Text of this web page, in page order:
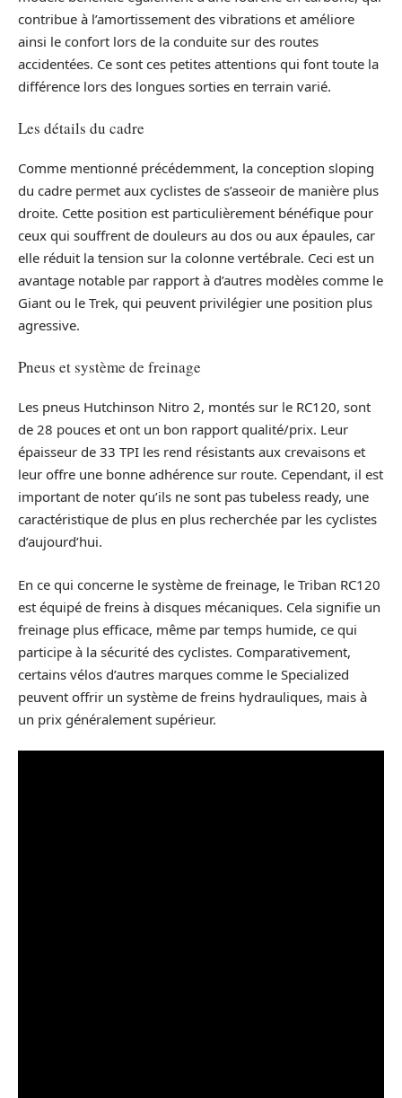
contribue à l’amortissement des vibrations et améliore
ainsi le confort lors de la conduite sur des routes
accidentées. Ce sont ces petites attentions qui font toute la
différence lors des longues sorties en terrain varié.
Les détails du cadre
Comme mentionné précédemment, la conception sloping
du cadre permet aux cyclistes de s’asseoir de manière plus
droite. Cette position est particulièrement bénéfique pour
ceux qui souffrent de douleurs au dos ou aux épaules, car
elle réduit la tension sur la colonne vertébrale. Ceci est un
avantage notable par rapport à d’autres modèles comme le
Giant ou le Trek, qui peuvent privilégier une position plus
agressive.
Pneus et système de freinage
Les pneus Hutchinson Nitro 2, montés sur le RC120, sont
de 28 pouces et ont un bon rapport qualité/prix. Leur
épaisseur de 33 TPI les rend résistants aux crevaisons et
leur offre une bonne adhérence sur route. Cependant, il est
important de noter qu’ils ne sont pas tubeless ready, une
caractéristique de plus en plus recherchée par les cyclistes
d’aujourd’hui.
En ce qui concerne le système de freinage, le Triban RC120
est équipé de freins à disques mécaniques. Cela signifie un
freinage plus efficace, même par temps humide, ce qui
participe à la sécurité des cyclistes. Comparativement,
certains vélos d’autres marques comme le Specialized
peuvent offrir un système de freins hydrauliques, mais à
un prix généralement supérieur.